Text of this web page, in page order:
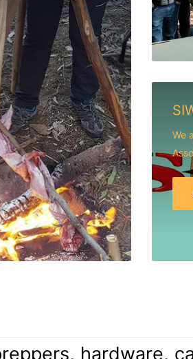
We
hardware,